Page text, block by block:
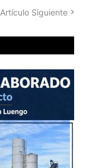
Artículo Siguiente